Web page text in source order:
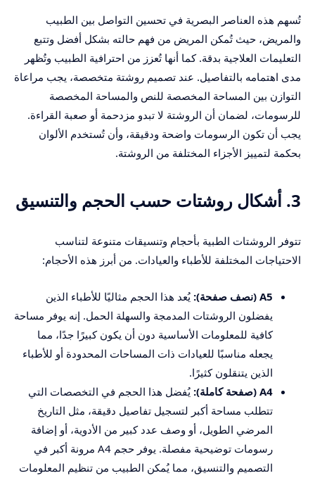
تُسهم هذه العناصر البصرية في تحسين التواصل بين الطبيب
والمريض، حيث تُمكن المريض من فهم حالته بشكل أفضل وتتبع
التعليمات العلاجية بدقة. كما أنها تُعزز من احترافية الطبيب وتُظهر
مدى اهتمامه بالتفاصيل. عند تصميم روشتة متخصصة، يجب مراعاة
التوازن بين المساحة المخصصة للنص والمساحة المخصصة
للرسومات، لضمان أن الروشتة لا تبدو مزدحمة أو صعبة القراءة.
يجب أن تكون الرسومات واضحة ودقيقة، وأن تُستخدم الألوان
بحكمة لتمييز الأجزاء المختلفة من الروشتة.
3. أشكال روشتات حسب الحجم والتنسيق
تتوفر الروشتات الطبية بأحجام وتنسيقات متنوعة لتناسب
الاحتياجات المختلفة للأطباء والعيادات. من أبرز هذه الأحجام:
A5 (نصف صفحة):
يُعد هذا الحجم مثاليًا للأطباء الذين
يفضلون الروشتات المدمجة والسهلة الحمل. إنه يوفر مساحة
كافية للمعلومات الأساسية دون أن يكون كبيرًا جدًا، مما
يجعله مناسبًا للعيادات ذات المساحات المحدودة أو للأطباء
الذين يتنقلون كثيرًا.
A4 (صفحة كاملة):
يُفضل هذا الحجم في التخصصات التي
تتطلب مساحة أكبر لتسجيل تفاصيل دقيقة، مثل التاريخ
المرضي الطويل، أو وصف عدد كبير من الأدوية، أو إضافة
رسومات توضيحية مفصلة. يوفر حجم A4 مرونة أكبر في
التصميم والتنسيق، مما يُمكن الطبيب من تنظيم المعلومات